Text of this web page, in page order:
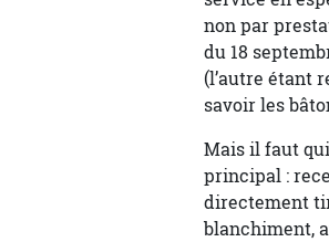
non par
du 18
(l’autre étant
savoir les
Mais il faut
principal :
directement
blanchiment,